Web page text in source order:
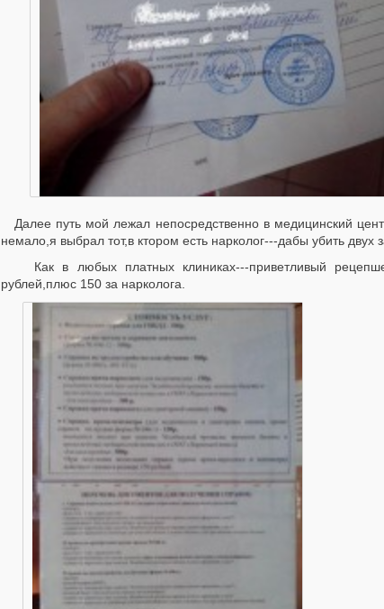
Далее путь мой лежал непосредственно в медицинский
немало,я выбрал тот,в ктором есть нарколог---дабы убить двух
Как в любых платных клиниках---приветливый
рублей,плюс 150 за нарколога.